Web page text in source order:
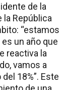
de la
la República
“estamos
un año que
reactiva la
vamos a
18%”. Este